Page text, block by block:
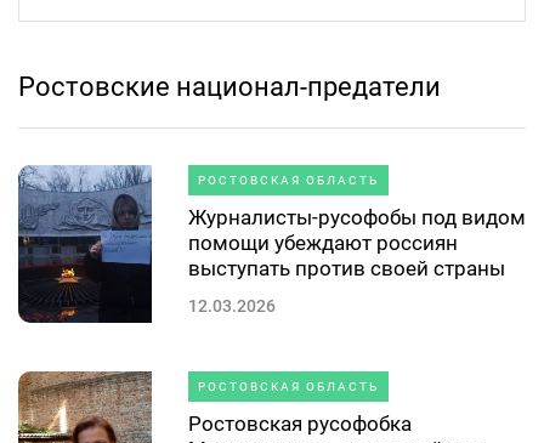
Ростовские национал-предатели
РОСТОВСКАЯ ОБЛАСТЬ
Журналисты-русофобы под видом
помощи убеждают россиян
выступать против своей страны
12.03.2026
РОСТОВСКАЯ ОБЛАСТЬ
Ростовская русофобка